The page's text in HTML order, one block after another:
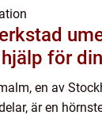
umeå så
för
en av
är en